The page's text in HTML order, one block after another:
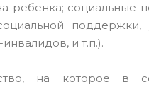
ребенка; социальные
поддержки,
и т.п.).
на которое в